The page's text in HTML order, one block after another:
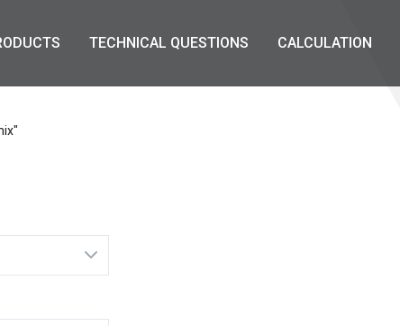
TECHNICAL QUESTIONS CALCULATION